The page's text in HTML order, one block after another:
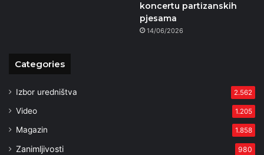
koncertu partizanskih
pjesama
14/06/2026
Categories
Izbor uredništva 2.562
Video 1.205
Magazin 1.858
Zanimljivosti 980